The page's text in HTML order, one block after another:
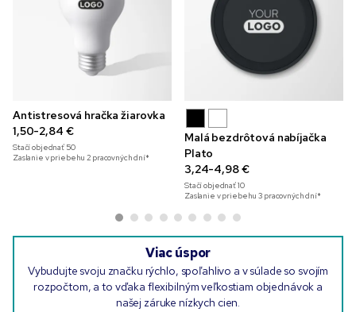
Antistresová hračka žiarovka
1,50-2,84 €
Stačí objednať 50
Zaslanie v priebehu 2 pracovných dní*
Malá bezdrôtová nabíjačka
Plato
3,24-4,98 €
Stačí objednať10
Zaslanie v priebehu 3 pracovných dní*
Viac úspor
Vybudujte svoju značku rýchlo, spoľahlivo a v súlade so svojím
rozpočtom, a to vďaka flexibilným veľkostiam objednávok a
našej záruke nízkych cien.